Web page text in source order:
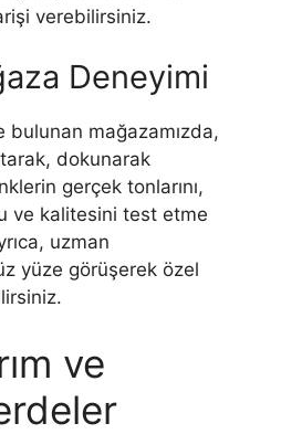
verebilirsiniz.
Deneyimi
bulunan mağazamızda,
dokunarak
gerçek tonlarını,
ve kalitesini test etme
uzman
yüze görüşerek özel
ve